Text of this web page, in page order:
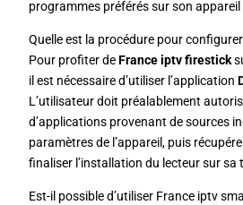
programmes préférés sur son appareil
Quelle est la procédure pour
Pour profiter deFrance iptv firestick
il est nécessaire d’utiliser l’application
L’utilisateur doit préalablement
d’applications provenant de sources
paramètres de l’appareil, puis
finaliser l’installation du lecteur sur sa
Est-il possible d’utiliser France iptv